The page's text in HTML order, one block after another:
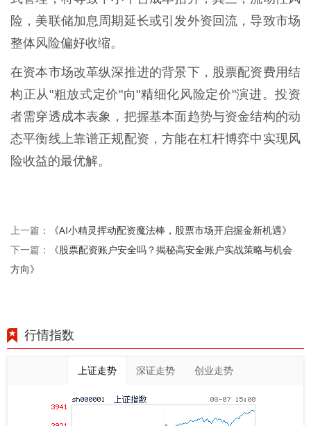
险，美联储加息周期延长或引发外资回流，导致市场
整体风险偏好收缩。
在资本市场改革纵深推进的背景下，股票配资费用结
构正从"粗放式定价"向"精细化风险定价"演进。投资
者需穿透成本表象，把握基本面趋势与资金结构的动
态平衡线上靠谱正规配资，方能在杠杆博弈中实现风
险收益的最优解。
上一篇： 《AI小精灵挥动配资魔法棒，股票市场开启掘金新机遇》
下一篇：
《股票配资账户安全吗？揭秘高安全账户实战策略与机会
方向》
行情指数
上证走势 深证走势 创业走势